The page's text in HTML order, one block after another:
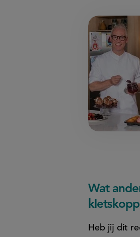
Wat
Heb jij dit